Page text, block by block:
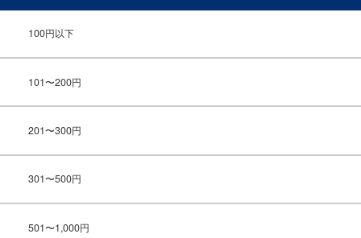
100円以下
101〜200円
201〜300円
301〜500円
501〜1,000円